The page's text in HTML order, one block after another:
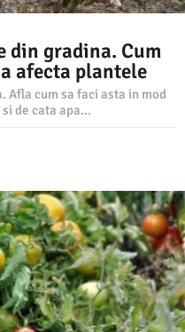
din gradina. Cum
afecta plantele
Afla cum sa faci asta in mod
de cata apa...